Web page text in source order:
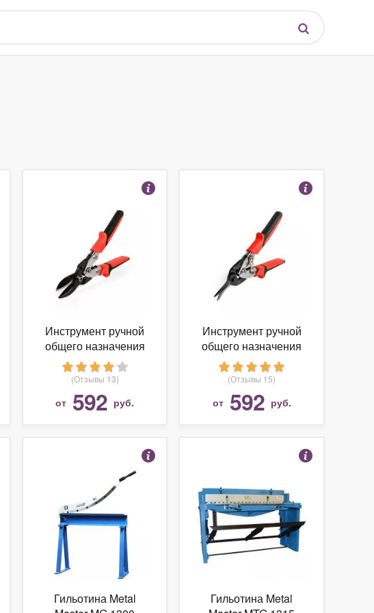
Инструмент ручной
общего назначения
КВТ Ножницы для
резки листового
металла прямые
НМЛ-01 (81942)
(Отзывы 13)
от 592 руб.
Инструмент ручной
общего назначения
КВТ Ножницы для
резки листового
металла правые
НМЛ-02 (81941)
(Отзывы 15)
от 592 руб.
Гильотина Metal
Гильотина Metal